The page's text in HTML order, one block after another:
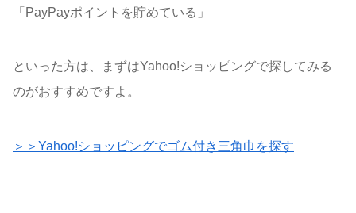
「PayPayポイントを貯めている」
といった方は、まずはYahoo!ショッピングで探してみる
のがおすすめですよ。
＞＞Yahoo!ショッピングでゴム付き三角巾を探す